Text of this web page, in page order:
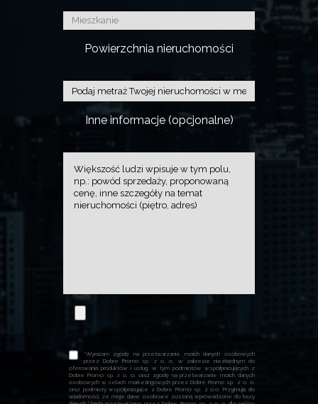
Powierzchnia nieruchomości
Inne informacje (opcjonalne)
*Wyrażam zgodę na przetwarzanie moich danych osobowych
przez Dobre Promo sp. z o. o. w zakresie niezbędnym do
oferowania produktów i usług, w tym podmiotów współpracujących z
Dobre Promo sp. z o. o. oraz zgodę na przetwarzanie moich danych
osobowych w celach marketingowych przez Dobre Promo sp. z o. o.
oraz podmioty współpracujące z Dobre Promo sp. z o.o. Przyjmuję do
wiadomości, że moje dane osobowe zostaną wprowadzone do bazy